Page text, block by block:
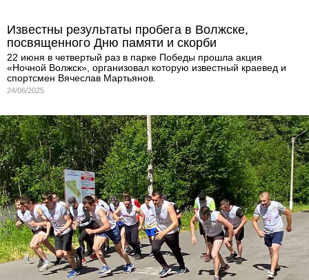
Известны результаты пробега в Волжске,
посвященного Дню памяти и скорби
22 июня в четвертый раз в парке Победы прошла акция
«Ночной Волжск», организовал которую известный краевед и
спортсмен Вячеслав Мартьянов.
24/06/2025